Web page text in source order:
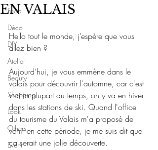
Food
Déco
DIY
Atelier
Beauty
Shopping
Look
Others
Event
EN VALAIS
Hello tout le monde, j’espère que vous
allez bien ?
Aujourd’hui, je vous emmène dans le
valais pour découvrir l'automne, car c'est
vrai la plupart du temps, on y va en hiver
dans les stations de ski. Quand l'office
du tourisme du Valais m'a proposé de
venir en cette période, je me suis dit que
ça serait une jolie découverte.